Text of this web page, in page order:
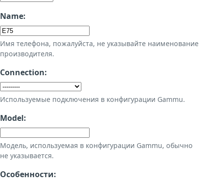
Name:
Имя телефона, пожалуйста, не указывайте наименование
производителя.
Connection:
Используемые подключения в конфигурации Gammu.
Model:
Модель, используемая в конфигурации Gammu, обычно
не указывается.
Особенности: